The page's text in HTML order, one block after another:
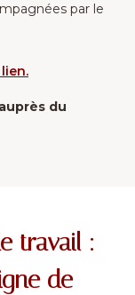
par le
du
travail :
de